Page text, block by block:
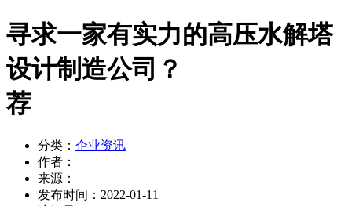
寻求一家有实力的高压水解塔
设计制造公司？
荐
分类： 企业资讯
作者：
来源：
发布时间： 2022-01-11